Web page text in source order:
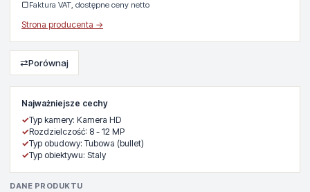
Najważniejsze cechy
✓Typ kamery: Kamera HD
✓Rozdzielczość: 8 - 12 MP
✓Typ obudowy: Tubowa (bullet)
✓Typ obiektywu: Staly
DANE PRODUKTU
▢Faktura VAT, dostępne ceny netto
Strona producenta →
⇄Porównaj